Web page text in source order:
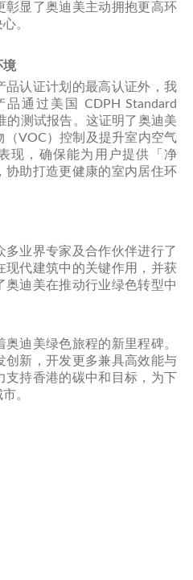
彰显了奥迪美主动拥抱更高环
。
境
品认证计划的最高认证外，我
通过美国 CDPH Standard
的测试报告。这证明了奥迪美
（VOC）控制及提升室内空气
现，确保能为用户提供「净
协助打造更健康的室内居住环
多业界专家及合作伙伴进行了
现代建筑中的关键作用，并获
迪美在推动行业绿色转型中
迪美绿色旅程的新里程碑。
创新，开发更多兼具高效能与
持香港的碳中和目标，为下
。